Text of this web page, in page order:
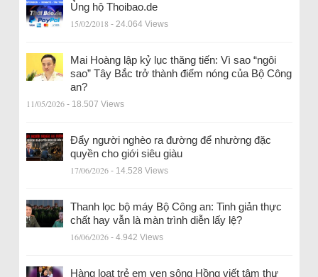
Ủng hộ Thoibao.de
15/02/2018 - 24.064 Views
Mai Hoàng lập kỷ lục thăng tiến: Vì sao “ngôi
sao” Tây Bắc trở thành điểm nóng của Bộ Công
an?
11/05/2026 - 18.507 Views
Đẩy người nghèo ra đường để nhường đặc
quyền cho giới siêu giàu
17/06/2026 - 14.528 Views
Thanh lọc bộ máy Bộ Công an: Tinh giản thực
chất hay vẫn là màn trình diễn lấy lệ?
16/06/2026 - 4.942 Views
Hàng loạt trẻ em ven sông Hồng viết tâm thư